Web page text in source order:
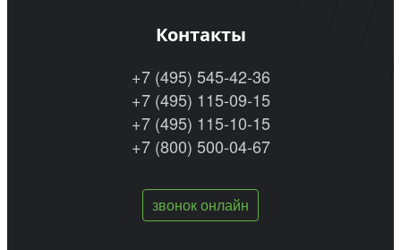
Контакты
+7 (495) 545-42-36
+7 (495) 115-09-15
+7 (495) 115-10-15
+7 (800) 500-04-67
звонок онлайн